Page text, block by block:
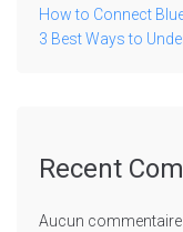
How to Connect
3 Best Ways to
Recent
Aucun commentaire